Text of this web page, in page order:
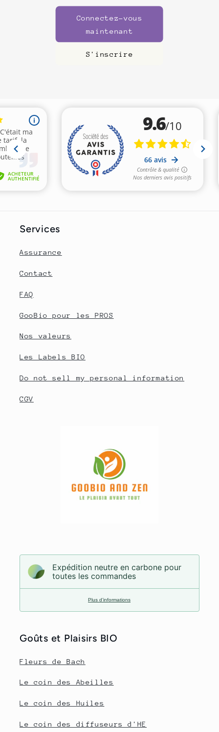
Connectez-vous
maintenant
S'inscrire
Services
Assurance
Contact
FAQ
GooBio pour les PROS
Nos valeurs
Les Labels BIO
Do not sell my personal information
CGV
Expédition neutre en carbone pour
toutes les commandes
Plus d’informations
Goûts et Plaisirs BIO
Fleurs de Bach
Le coin des Abeilles
Le coin des Huiles
Le coin des diffuseurs d'HE